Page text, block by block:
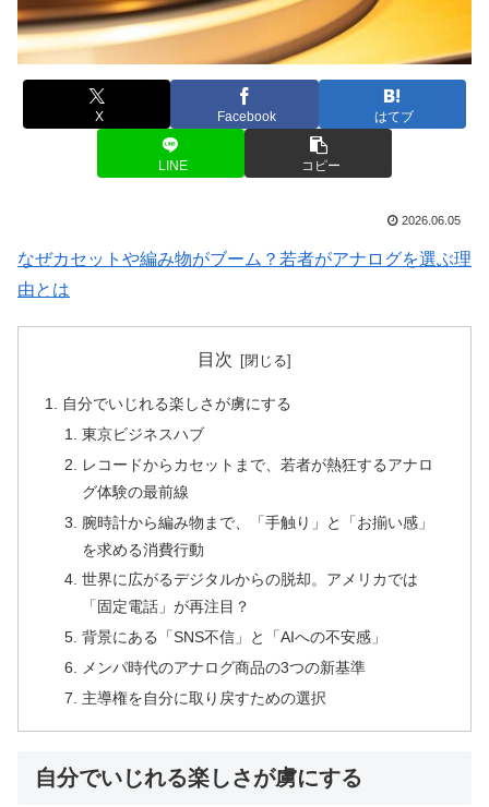
X Facebook はてブ
LINE コピー
2026.06.05
なぜカセットや編み物がブーム？若者がアナログを選ぶ理
由とは
目次
自分でいじれる楽しさが虜にする
東京ビジネスハブ
レコードからカセットまで、若者が熱狂するアナロ
グ体験の最前線
腕時計から編み物まで、「手触り」と「お揃い感」
を求める消費行動
世界に広がるデジタルからの脱却。アメリカでは
「固定電話」が再注目？
背景にある「SNS不信」と「AIへの不安感」
メンパ時代のアナログ商品の3つの新基準
主導権を自分に取り戻すための選択
自分でいじれる楽しさが虜にする